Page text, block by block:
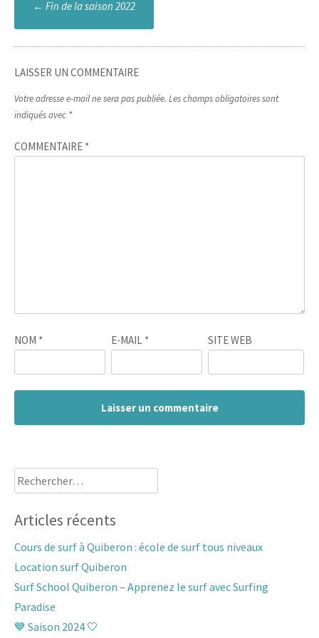
navigation
← Fin de la saison 2022
LAISSER UN COMMENTAIRE
Votre adresse e-mail ne sera pas publiée. Les champs obligatoires sont
indiqués avec *
COMMENTAIRE *
NOM * E-MAIL * SITE WEB
Rechercher :
Articles récents
Cours de surf à Quiberon : école de surf tous niveaux
Location surf Quiberon
Surf School Quiberon – Apprenez le surf avec Surfing
Paradise
💙 Saison 2024 🤍